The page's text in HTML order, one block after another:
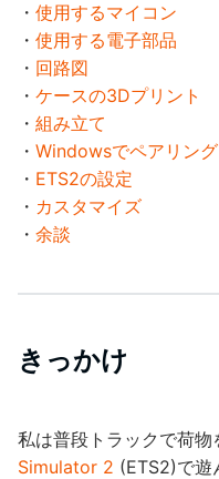
・ 使用するマイコン
・ 使用する電子部品
・ 回路図
・ ケースの3Dプリント
・ 組み立て
・ Windowsでペアリング
・ ETS2の設定
・ カスタマイズ
・ 余談
きっかけ
私は普段トラックで荷物
Simulator 2 (ETS2)で遊